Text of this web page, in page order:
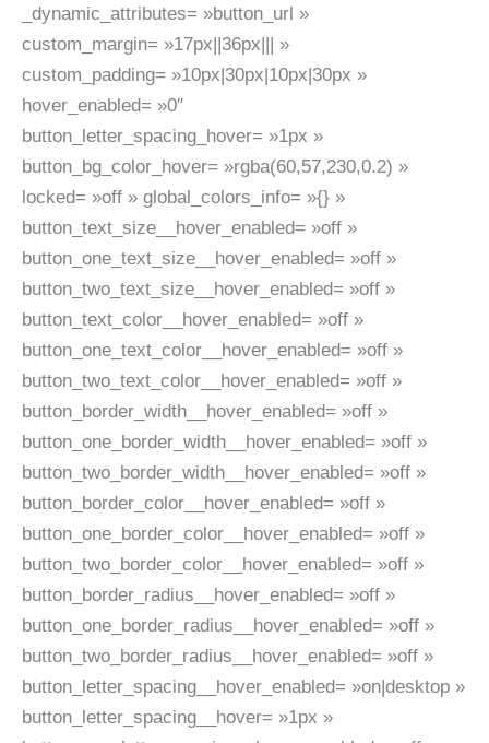
_dynamic_attributes= »button_url »
custom_margin= »17px||36px||| »
custom_padding= »10px|30px|10px|30px »
hover_enabled= »0″
button_letter_spacing_hover= »1px »
button_bg_color_hover= »rgba(60,57,230,0.2) »
locked= »off » global_colors_info= »{} »
button_text_size__hover_enabled= »off »
button_one_text_size__hover_enabled= »off »
button_two_text_size__hover_enabled= »off »
button_text_color__hover_enabled= »off »
button_one_text_color__hover_enabled= »off »
button_two_text_color__hover_enabled= »off »
button_border_width__hover_enabled= »off »
button_one_border_width__hover_enabled= »off »
button_two_border_width__hover_enabled= »off »
button_border_color__hover_enabled= »off »
button_one_border_color__hover_enabled= »off »
button_two_border_color__hover_enabled= »off »
button_border_radius__hover_enabled= »off »
button_one_border_radius__hover_enabled= »off »
button_two_border_radius__hover_enabled= »off »
button_letter_spacing__hover_enabled= »on|desktop »
button_letter_spacing__hover= »1px »